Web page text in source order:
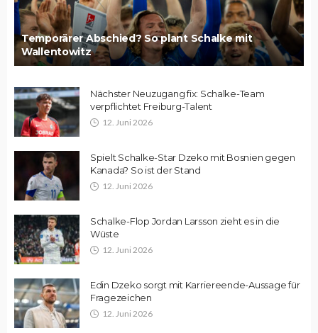
Temporärer Abschied? So plant Schalke mit
Wallentowitz
Nächster Neuzugang fix: Schalke-Team
verpflichtet Freiburg-Talent
12. Juni 2026
Spielt Schalke-Star Dzeko mit Bosnien gegen
Kanada? So ist der Stand
12. Juni 2026
Schalke-Flop Jordan Larsson zieht es in die
Wüste
12. Juni 2026
Edin Dzeko sorgt mit Karriereende-Aussage für
Fragezeichen
12. Juni 2026